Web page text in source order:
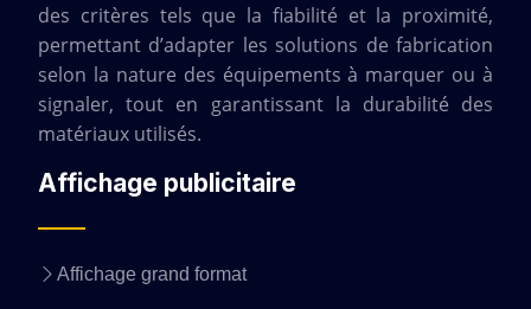
des critères tels que la fiabilité et la proximité,
permettant d’adapter les solutions de fabrication
selon la nature des équipements à marquer ou à
signaler, tout en garantissant la durabilité des
matériaux utilisés.
Affichage publicitaire
Affichage grand format